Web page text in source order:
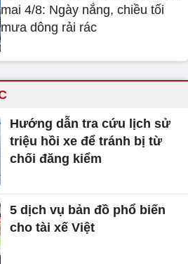
TP.HCM hôm nay ngày
3/8/2026
Giá vàng hôm nay 4/8: Quay
đầu giảm nhẹ
Dự báo thời tiết miền Nam ngày
mưa dông rải rác